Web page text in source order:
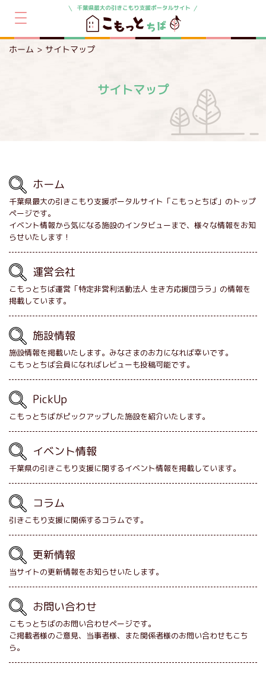
ホーム サイトマップ
サイトマップ
ホーム
千葉県最⼤の引きこもり支援ポータルサイト「こもっとちば」のトップ
ページです。
イベント情報から気になる施設のインタビューまで、様々な情報をお知
らせいたします！
運営会社
こもっとちば運営「特定非営利活動法人 生き方応援団ララ」の情報を
掲載しています。
施設情報
施設情報を掲載いたします。みなさまのお力になれば幸いです。
こもっとちば会員になればレビューも投稿可能です。
PickUp
こもっとちばがピックアップした施設を紹介いたします。
イベント情報
千葉県の引きこもり支援に関するイベント情報を掲載しています。
コラム
引きこもり支援に関係するコラムです。
更新情報
当サイトの更新情報をお知らせいたします。
お問い合わせ
こもっとちばのお問い合わせページです。
ご掲載者様のご意見、当事者様、また関係者様のお問い合わせもこち
ら。